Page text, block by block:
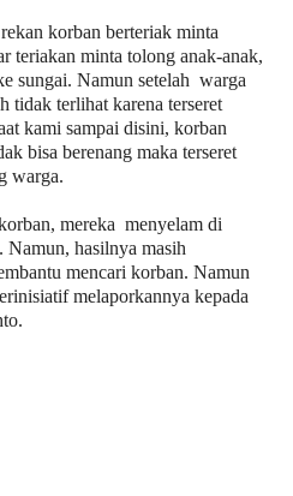
korban berteriak minta
teriakan minta tolong anak-anak,
sungai. Namun setelah warga
tidak terlihat karena terseret
kami sampai disini, korban
bisa berenang maka terseret
warga.
mereka menyelam di
Namun, hasilnya masih
mencari korban. Namun
melaporkannya kepada